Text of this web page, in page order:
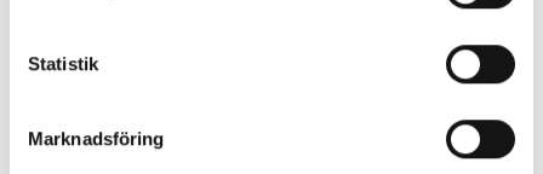
Statistik
Marknadsföring